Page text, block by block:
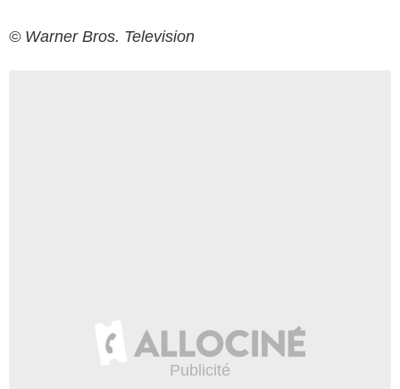
© Warner Bros. Television